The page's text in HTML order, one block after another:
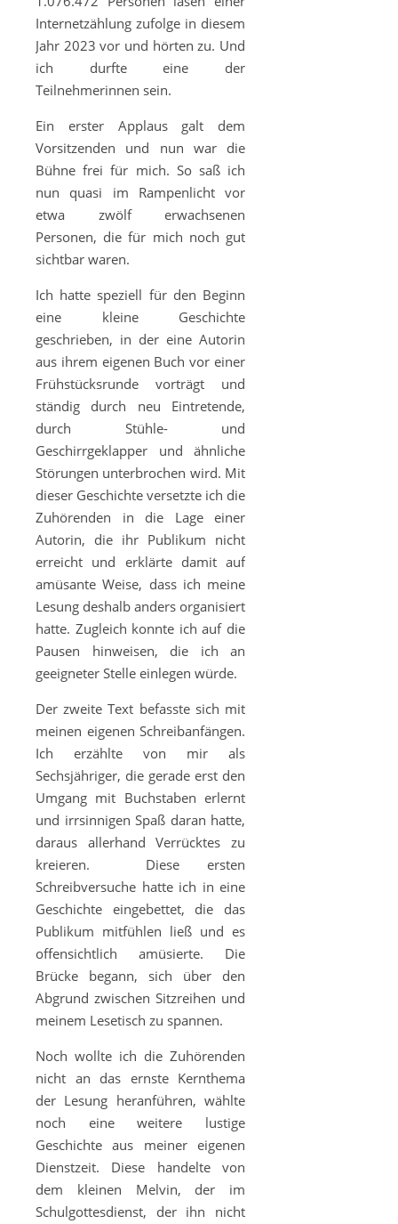
Internetzählung zufolge in diesem
Jahr 2023 vor und hörten zu. Und
ich durfte eine der
Teilnehmerinnen sein.
Ein erster Applaus galt dem
Vorsitzenden und nun war die
Bühne frei für mich. So saß ich
nun quasi im Rampenlicht vor
etwa zwölf erwachsenen
Personen, die für mich noch gut
sichtbar waren.
Ich hatte speziell für den Beginn
eine kleine Geschichte
geschrieben, in der eine Autorin
aus ihrem eigenen Buch vor einer
Frühstücksrunde vorträgt und
ständig durch neu Eintretende,
durch Stühle- und
Geschirrgeklapper und ähnliche
Störungen unterbrochen wird. Mit
dieser Geschichte versetzte ich die
Zuhörenden in die Lage einer
Autorin, die ihr Publikum nicht
erreicht und erklärte damit auf
amüsante Weise, dass ich meine
Lesung deshalb anders organisiert
hatte. Zugleich konnte ich auf die
Pausen hinweisen, die ich an
geeigneter Stelle einlegen würde.
Der zweite Text befasste sich mit
meinen eigenen Schreibanfängen.
Ich erzählte von mir als
Sechsjähriger, die gerade erst den
Umgang mit Buchstaben erlernt
und irrsinnigen Spaß daran hatte,
daraus allerhand Verrücktes zu
kreieren. Diese ersten
Schreibversuche hatte ich in eine
Geschichte eingebettet, die das
Publikum mitfühlen ließ und es
offensichtlich amüsierte. Die
Brücke begann, sich über den
Abgrund zwischen Sitzreihen und
meinem Lesetisch zu spannen.
Noch wollte ich die Zuhörenden
nicht an das ernste Kernthema
der Lesung heranführen, wählte
noch eine weitere lustige
Geschichte aus meiner eigenen
Dienstzeit. Diese handelte von
dem kleinen Melvin, der im
Schulgottesdienst, der ihn nicht